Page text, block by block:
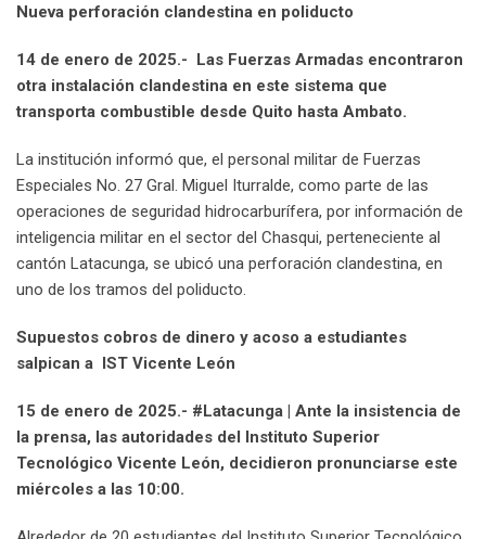
Nueva perforación clandestina en poliducto
14 de enero de 2025.- Las Fuerzas Armadas encontraron
otra instalación clandestina en este sistema que
transporta combustible desde Quito hasta Ambato.
La institución informó que, el personal militar de Fuerzas
Especiales No. 27 Gral. Miguel Iturralde, como parte de las
operaciones de seguridad hidrocarburífera, por información de
inteligencia militar en el sector del Chasqui, perteneciente al
cantón Latacunga, se ubicó una perforación clandestina, en
uno de los tramos del poliducto.
Supuestos cobros de dinero y acoso a estudiantes
salpican a IST Vicente León
15 de enero de 2025.- #Latacunga | Ante la insistencia de
la prensa, las autoridades del Instituto Superior
Tecnológico Vicente León, decidieron pronunciarse este
miércoles a las 10:00.